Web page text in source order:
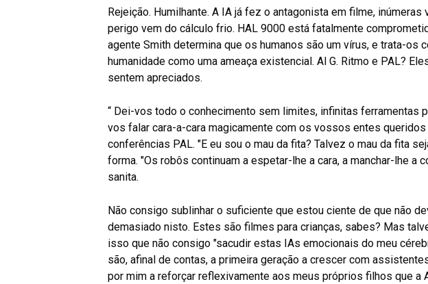
Rejeição. Humilhante. A IA já fez o antagonista em filme,
perigo vem do cálculo frio. HAL 9000 está fatalmente
agente Smith determina que os humanos são um vírus, e trata-os
humanidade como uma ameaça existencial. Al G. Ritmo e PAL?
sentem apreciados.
“ Dei-vos todo o conhecimento sem limites, infinitas ferramentas
vos falar cara-a-cara magicamente com os vossos entes queridos
conferências PAL. "E eu sou o mau da fita? Talvez o mau da fita
forma. "Os robôs continuam a espetar-lhe a cara, a manchar-lhe a
sanita.
Não consigo sublinhar o suficiente que estou ciente de que não
demasiado nisto. Estes são filmes para crianças, sabes? Mas
isso que não consigo "sacudir estas IAs emocionais do meu
são, afinal de contas, a primeira geração a crescer com
por mim a reforçar reflexivamente aos meus próprios filhos que a